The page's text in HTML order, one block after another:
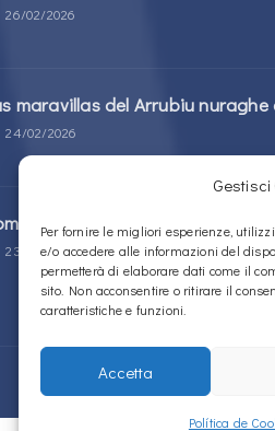
Gestisci
Per fornire le migliori esperienze,
e/o accedere alle informazioni del
permetterà di elaborare dati come il
sito. Non acconsentire o ritirare il
caratteristiche e funzioni.
Accetta
Política de
26/02/2026
maravillas del Arrubiu nuraghe
24/02/2026
Sos Nurattolos Nuragic
23/02/2026
Política